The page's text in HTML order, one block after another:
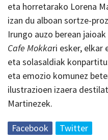
eta horretarako Lorena
izan du alboan sortze-
Irungo auzo berean
Cafe Mokkari esker, elkar
eta solasaldiak
eta emozio komunez
ilustrazioen izaera
Martinezek.
Facebook Twitter